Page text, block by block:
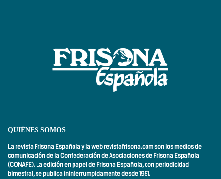
QUIÉNES SOMOS
La revista Frisona Española y la web revistafrisona.com son los medios de
comunicación de la Confederación de Asociaciones de Frisona Española
(CONAFE). La edición en papel de Frisona Española, conperiodicidad
bimestral,se publica ininterrumpidamente desde 1981.